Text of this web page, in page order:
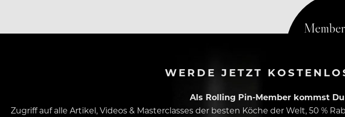
WERDE JETZT
Als Rolling Pin-Member kommst
Zugriff auf alle Artikel, Videos & Masterclasses der besten Köche der Welt, 50 %